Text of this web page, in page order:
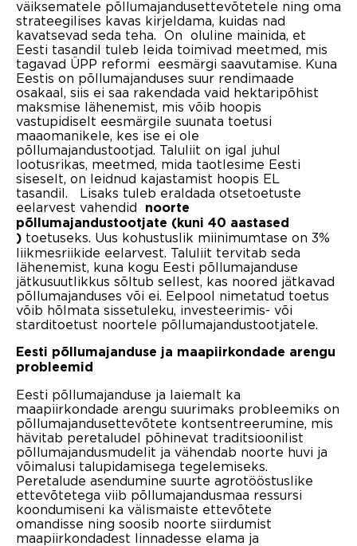
väiksematele põllumajandusettevõtetele ning oma
strateegilises kavas kirjeldama, kuidas nad
kavatsevad seda teha. On oluline mainida, et
Eesti tasandil tuleb leida toimivad meetmed, mis
tagavad ÜPP reformi eesmärgi saavutamise. Kuna
Eestis on põllumajanduses suur rendimaade
osakaal, siis ei saa rakendada vaid hektaripõhist
maksmise lähenemist, mis võib hoopis
vastupidiselt eesmärgile suunata toetusi
maaomanikele, kes ise ei ole
põllumajandustootjad. Taluliit on igal juhul
lootusrikas, meetmed, mida taotlesime Eesti
siseselt, on leidnud kajastamist hoopis EL
tasandil. Lisaks tuleb eraldada otsetoetuste
eelarvest vahendid
noorte
põllumajandustootjate (kuni 40 aastased
) toetuseks. Uus kohustuslik miinimumtase on 3%
liikmesriikide eelarvest. Taluliit tervitab seda
lähenemist, kuna kogu Eesti põllumajanduse
jätkusuutlikkus sõltub sellest, kas noored jätkavad
põllumajanduses või ei. Eelpool nimetatud toetus
võib hõlmata sissetuleku, investeerimis- või
starditoetust noortele põllumajandustootjatele.
Eesti põllumajanduse ja maapiirkondade arengu
probleemid
Eesti põllumajanduse ja laiemalt ka
maapiirkondade arengu suurimaks probleemiks on
põllumajandusettevõtete kontsentreerumine, mis
hävitab peretaludel põhinevat traditsioonilist
põllumajandusmudelit ja vähendab noorte huvi ja
võimalusi talupidamisega tegelemiseks.
Peretalude asendumine suurte agrotööstuslike
ettevõtetega viib põllumajandusmaa ressursi
koondumiseni ka välismaiste ettevõtete
omandisse ning soosib noorte siirdumist
maapiirkondadest linnadesse elama ja